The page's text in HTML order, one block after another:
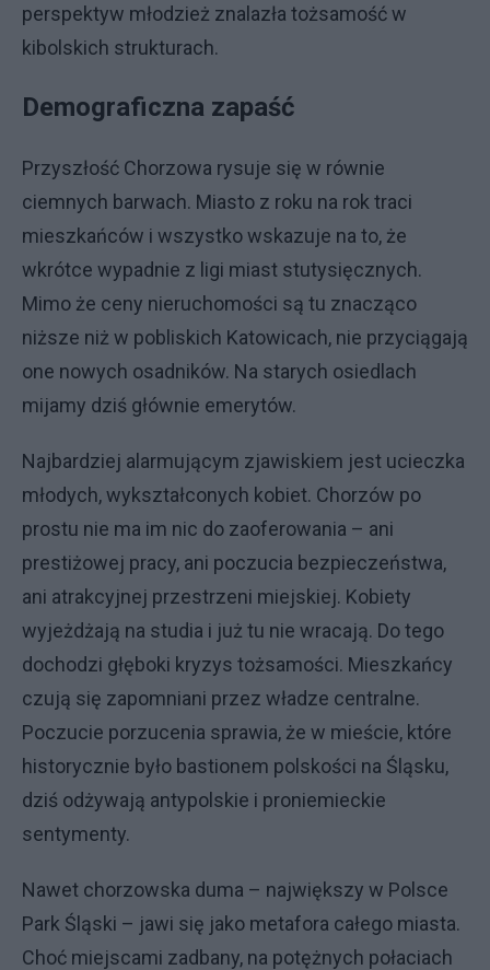
perspektyw młodzież znalazła tożsamość w
kibolskich strukturach.
Demograficzna zapaść
Przyszłość Chorzowa rysuje się w równie
ciemnych barwach. Miasto z roku na rok traci
mieszkańców i wszystko wskazuje na to, że
wkrótce wypadnie z ligi miast stutysięcznych.
Mimo że ceny nieruchomości są tu znacząco
niższe niż w pobliskich Katowicach, nie przyciągają
one nowych osadników. Na starych osiedlach
mijamy dziś głównie emerytów.
Najbardziej alarmującym zjawiskiem jest ucieczka
młodych, wykształconych kobiet. Chorzów po
prostu nie ma im nic do zaoferowania – ani
prestiżowej pracy, ani poczucia bezpieczeństwa,
ani atrakcyjnej przestrzeni miejskiej. Kobiety
wyjeżdżają na studia i już tu nie wracają. Do tego
dochodzi głęboki kryzys tożsamości. Mieszkańcy
czują się zapomniani przez władze centralne.
Poczucie porzucenia sprawia, że w mieście, które
historycznie było bastionem polskości na Śląsku,
dziś odżywają antypolskie i proniemieckie
sentymenty.
Nawet chorzowska duma – największy w Polsce
Park Śląski – jawi się jako metafora całego miasta.
Choć miejscami zadbany, na potężnych połaciach